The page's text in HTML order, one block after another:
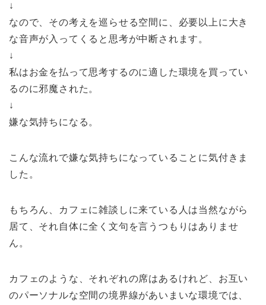
↓
なので、その考えを巡らせる空間に、必要以上に大き
な音声が入ってくると思考が中断されます。
↓
私はお金を払って思考するのに適した環境を買ってい
るのに邪魔された。
↓
嫌な気持ちになる。
こんな流れで嫌な気持ちになっていることに気付きま
した。
もちろん、カフェに雑談しに来ている人は当然ながら
居て、それ自体に全く文句を言うつもりはありませ
ん。
カフェのような、それぞれの席はあるけれど、お互い
のパーソナルな空間の境界線があいまいな環境では、